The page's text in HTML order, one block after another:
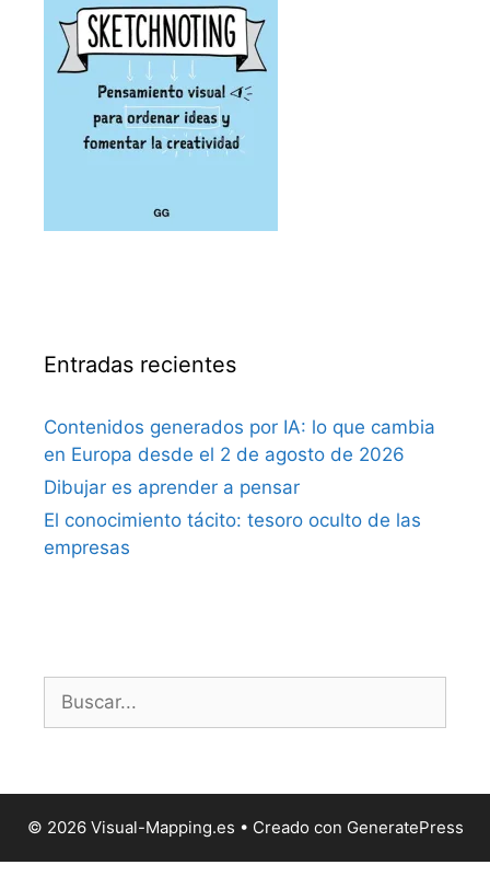
Entradas recientes
Contenidos generados por IA: lo que cambia
en Europa desde el 2 de agosto de 2026
Dibujar es aprender a pensar
El conocimiento tácito: tesoro oculto de las
empresas
© 2026 Visual-Mapping.es • Creado con GeneratePress